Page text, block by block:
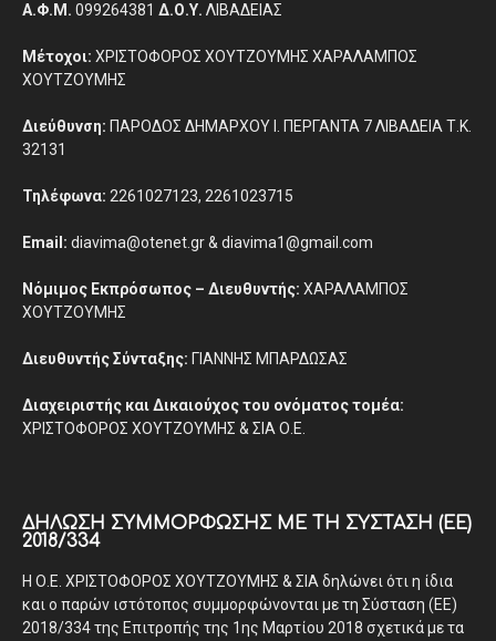
Α.Φ.Μ. 099264381 Δ.Ο.Υ. ΛΙΒΑΔΕΙΑΣ
Μέτοχοι: ΧΡΙΣΤΟΦΟΡΟΣ ΧΟΥΤΖΟΥΜΗΣ ΧΑΡΑΛΑΜΠΟΣ
ΧΟΥΤΖΟΥΜΗΣ
Διεύθυνση: ΠΑΡΟΔΟΣ ΔΗΜΑΡΧΟΥ Ι. ΠΕΡΓΑΝΤΑ 7 ΛΙΒΑΔΕΙΑ Τ.Κ.
32131
Τηλέφωνα: 2261027123, 2261023715
Email: diavima@otenet.gr & diavima1@gmail.com
Νόμιμος Εκπρόσωπος – Διευθυντής: ΧΑΡΑΛΑΜΠΟΣ
ΧΟΥΤΖΟΥΜΗΣ
Διευθυντής Σύνταξης: ΓΙΑΝΝΗΣ ΜΠΑΡΔΩΣΑΣ
Διαχειριστής και Δικαιούχος του ονόματος τομέα:
ΧΡΙΣΤΟΦΟΡΟΣ ΧΟΥΤΖΟΥΜΗΣ & ΣΙΑ Ο.Ε.
ΔΉΛΩΣΗ ΣΥΜΜΌΡΦΩΣΗΣ ΜΕ ΤΗ ΣΎΣΤΑΣΗ (ΕΕ)
2018/334
Η Ο.Ε. ΧΡΙΣΤΟΦΟΡΟΣ ΧΟΥΤΖΟΥΜΗΣ & ΣΙΑ δηλώνει ότι η ίδια
και ο παρών ιστότοπος συμμορφώνονται με τη Σύσταση (ΕΕ)
2018/334 της Επιτροπής της 1ης Μαρτίου 2018 σχετικά με τα